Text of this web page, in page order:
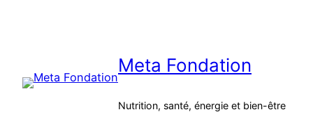
Meta Fondation
Nutrition, santé, énergie et bien-être